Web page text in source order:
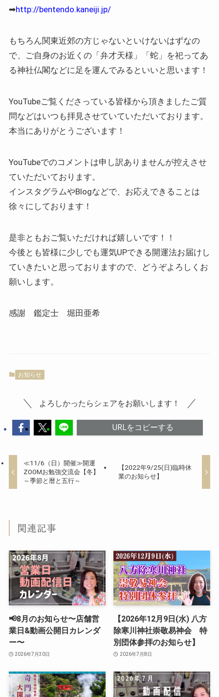
➡http://bentendo.kaneiji.jp/
もちろん関東近郊の方じゃないといけないはずなの
で、ご自身のお近くの「弁才天様」「蛇」を祀ってあ
る神社仏閣などに足を運んでみるといいと思います！
YouTubeご覧くださっている皆様から頂きましたご質
問などはいつも拝見させていていただいております。
本当にありがとうございます！
YouTubeでのコメントは申し訳ありませんが控えさせ
ていただいております。
インスタグラムやBlogなどで、お応えできることは
徐々にしております！
是非ともおご覧いただければ嬉しいです！！
今後とも皆様に少しでも運気UPできる開運法お届けし
ていきたいと思っておりますので、どうぞよろしくお
願いします。
感謝 鑑定士 堀田亜希
お知らせ
よろしかったらシェアをお願いします！
URLをコピーする
≪11/6（日）開催≫開運
ZOOMお勉強交流会【冬】
～季節と暦と五行～
【2022年9/25(日)臨時休
業のお知らせ】
関連記事
📢8月のお知らせ〜店舗営
業日&動画公開日カレンダ
ー〜
2026年7月30日
【2026年12月9日(水) 八方
除寒川神社崇敬易神会 特
別団体参拝のお知らせ】
2026年7月8日